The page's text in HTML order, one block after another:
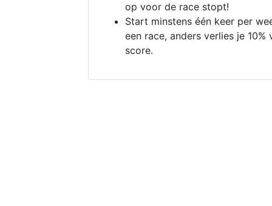
op voor de race stopt!
Start minstens één keer per
een race, anders verlies je 10%
score.